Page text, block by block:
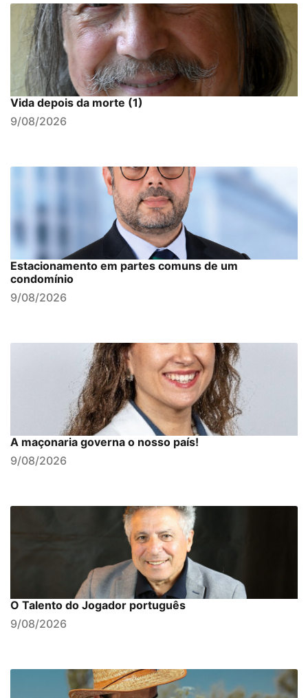
Vida depois da morte (1)
9/08/2026
Estacionamento em partes comuns de um
condomínio
9/08/2026
A maçonaria governa o nosso país!
9/08/2026
O Talento do Jogador português
9/08/2026